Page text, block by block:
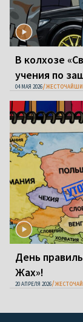
В колхозе
учения по
04 МАЯ 2026
День
Жах»!
20 АПРЕЛЯ 2026